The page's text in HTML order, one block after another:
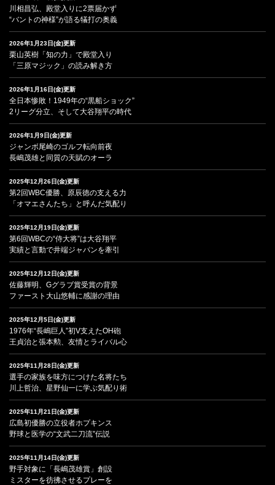
川相昌弘、殿堂入りに2票届かず
“バントの神様”が語る犠打の奥義
2026年1月23日(金)更新
栗山英樹「知の力」で殿堂入り
「三原マジック」の読み解き方
2026年1月16日(金)更新
全日本惨敗！1949年の“黒船ショック”
2リーグ分立、そして大谷翔平の時代
2026年1月9日(金)更新
ジャンボ尾崎のゴルフ転向前夜
長嶋茂雄と同質の天賦のオーラ
2025年12月26日(金)更新
第2回WBC優勝、原辰徳の支える力
「オマエさんたち」と呼んだ気配り
2025年12月19日(金)更新
第6回WBCの“侍大将”は大谷翔平
実績と言動で井端ジャパンを牽引
2025年12月12日(金)更新
佐藤輝明、Gグラブ賞受賞の背景
ファースト大山悠輔に感謝の理由
2025年12月5日(金)更新
1976年“長嶋巨人”初V支えたOH砲
王貞治と張本勲、友情とライバル心
2025年11月28日(金)更新
選手の家族を味方につけた名将たち
川上哲治、星野仙一に学ぶ気配り術
2025年11月21日(金)更新
広島初優勝の立役者ホプキンス
野球と医学の“文武二刀流”伝説
2025年11月14日(金)更新
野手対象に「長嶋茂雄賞」創設
ミスターを彷彿させるプレーを